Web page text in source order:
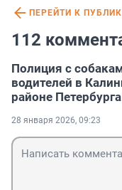
ПЕРЕЙТИ К
112
Полиция с
водителей в
районе Петербурга
28 января 2026, 09:23